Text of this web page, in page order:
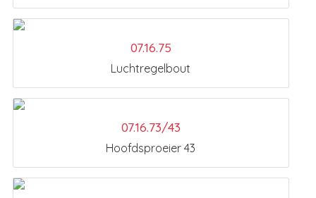
07.16.75
Luchtregelbout
07.16.73/43
Hoofdsproeier 43